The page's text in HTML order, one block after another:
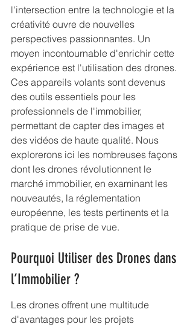
l'intersection entre la technologie et la
créativité ouvre de nouvelles
perspectives passionnantes. Un
moyen incontournable d'enrichir cette
expérience est l'utilisation des drones.
Ces appareils volants sont devenus
des outils essentiels pour les
professionnels de l'immobilier,
permettant de capter des images et
des vidéos de haute qualité. Nous
explorerons ici les nombreuses façons
dont les drones révolutionnent le
marché immobilier, en examinant les
nouveautés, la réglementation
européenne, les tests pertinents et la
pratique de prise de vue.
Pourquoi Utiliser des Drones dans
l’Immobilier ?
Les drones offrent une multitude
d'avantages pour les projets